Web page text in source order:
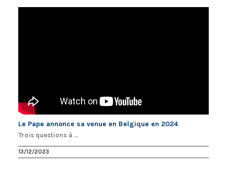
Le Pape annonce sa venue en Belgique en 2024
Trois questions à ...
13/12/2023